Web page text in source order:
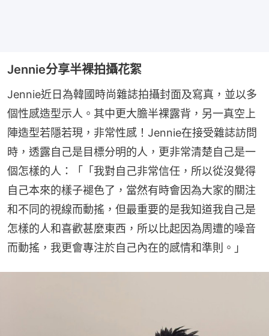
Jennie分享半裸拍攝花絮
Jennie近日為韓國時尚雜誌拍攝封面及寫真，並以多
個性感造型示人。其中更大膽半裸露背，另一真空上
陣造型若隱若現，非常性感！Jennie在接受雜誌訪問
時，透露自己是目標分明的人，更非常清楚自己是一
個怎樣的人：「「我對自己非常信任，所以從沒覺得
自己本來的樣子褪色了，當然有時會因為大家的關注
和不同的視線而動搖，但最重要的是我知道我自己是
怎樣的人和喜歡甚麼東西，所以比起因為周遭的噪音
而動搖，我更會專注於自己內在的感情和準則。」